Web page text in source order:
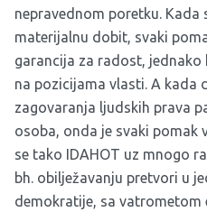
nepravednom poretku. Kada
materijalnu dobit, svaki
garancija za radost,
na pozicijama vlasti. A kada
zagovaranja ljudskih prava
osoba, onda je svaki pomak
se tako IDAHOT uz mnogo
bh. obilježavanju pretvori u
demokratije, sa vatrometom